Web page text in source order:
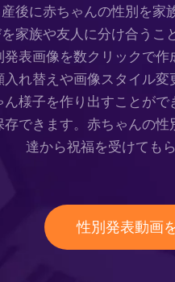
後に赤ちゃんの性別を
家族や友人に分け合う
表画像を数クリックで
れ替えや画像スタイル
様子を作り出すことが
できます。赤ちゃんの
達から祝福を受けても
性別発表動画